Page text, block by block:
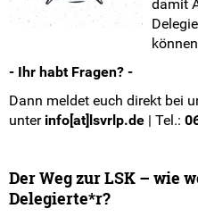
damit
- Ihr habt Fragen? -
Dann meldet euch direkt bei
unter info[at]lsvrlp.de | Tel.:
Der Weg zur LSK – wie
Delegierte*r?